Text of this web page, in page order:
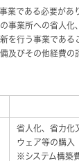
業である必要があ
事業所への省人化
を行う事業である
及びその他経費の
省人化、省力化
ウェア等の購入
※システム構築